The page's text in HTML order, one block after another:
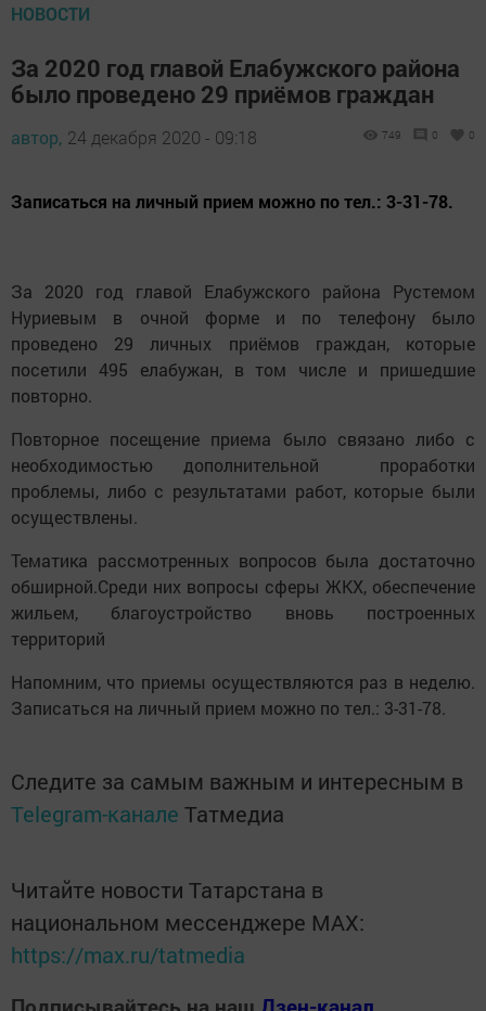
НОВОСТИ
За 2020 год главой Елабужского района
было проведено 29 приёмов граждан
автор, 24 декабря 2020 - 09:18 749 0 0
Записаться на личный прием можно по тел.: 3-31-78.
За 2020 год главой Елабужского района Рустемом
Нуриевым в очной форме и по телефону было
проведено 29 личных приёмов граждан, которые
посетили 495 елабужан, в том числе и пришедшие
повторно.
Повторное посещение приема было связано либо с
необходимостью дополнительной проработки
проблемы, либо с результатами работ, которые были
осуществлены.
Тематика рассмотренных вопросов была достаточно
обширной.Среди них вопросы сферы ЖКХ, обеспечение
жильем, благоустройство вновь построенных
территорий
Напомним, что приемы осуществляются раз в неделю.
Записаться на личный прием можно по тел.: 3-31-78.
Следите за самым важным и интересным в
Telegram-канале Татмедиа
Читайте новости Татарстана в
национальном мессенджере MАХ:
https://max.ru/tatmedia